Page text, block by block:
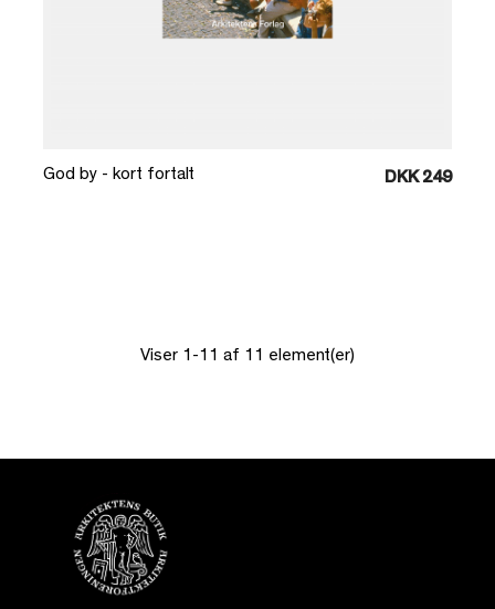
God by - kort fortalt DKK 249
Viser 1-11 af 11 element(er)